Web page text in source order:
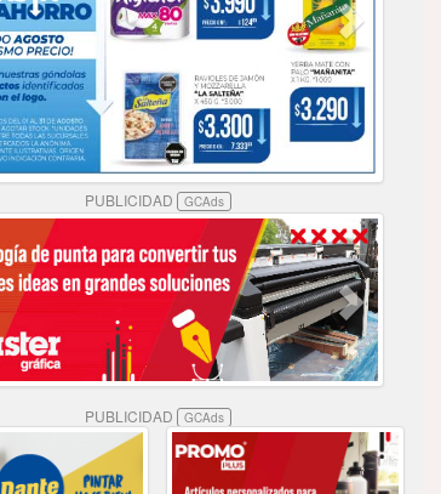
PUBLICIDAD GCAds
PUBLICIDAD GCAds